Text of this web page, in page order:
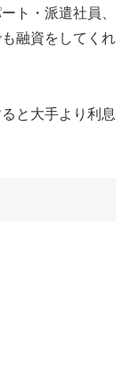
ト・派遣社員、
融資をしてくれ
と大手より利息